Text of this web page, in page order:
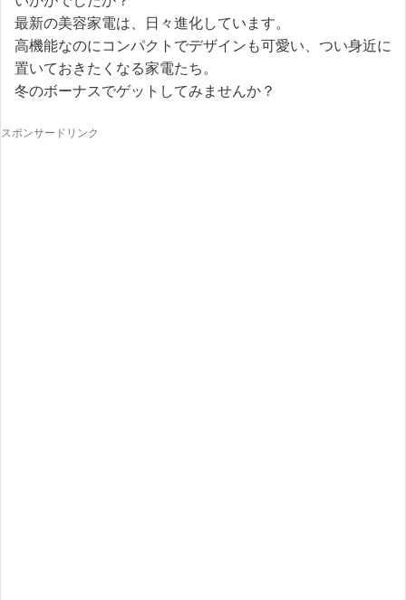
最新の美容家電は、日々進化しています。
高機能なのにコンパクトでデザインも可愛い、つい身近に
置いておきたくなる家電たち。
冬のボーナスでゲットしてみませんか？
スポンサードリンク